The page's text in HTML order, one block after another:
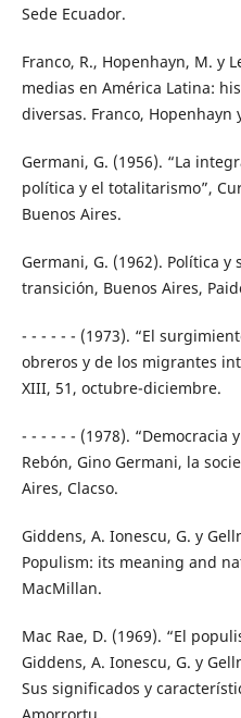
Sede Ecuador.
Franco, R., Hopenhayn, M. y
medias en América Latina:
diversas. Franco, Hopenhayn
Germani, G. (1956). “La
política y el totalitarismo”,
Buenos Aires.
Germani, G. (1962). Política
transición, Buenos Aires,
- - - - - - (1973). “El
obreros y de los migrantes
XIII, 51, octubre-diciembre.
- - - - - - (1978). “Democracia
Rebón, Gino Germani, la
Aires, Clacso.
Giddens, A. Ionescu, G. y
Populism: its meaning and
MacMillan.
Mac Rae, D. (1969). “El
Giddens, A. Ionescu, G. y
Sus significados y